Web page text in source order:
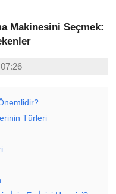
Makinesini Seçmek:
Türleri